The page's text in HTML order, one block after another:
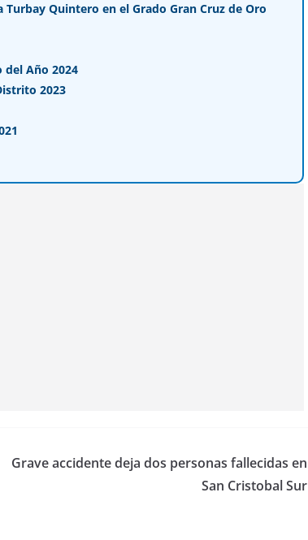
Quintero en el Grado Gran Cruz de Oro
del Año 2024
2023
Grave accidente deja dos personas fallecidas en
San Cristobal Sur